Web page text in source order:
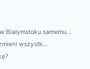
Białymstoku samemu...
wszystk...